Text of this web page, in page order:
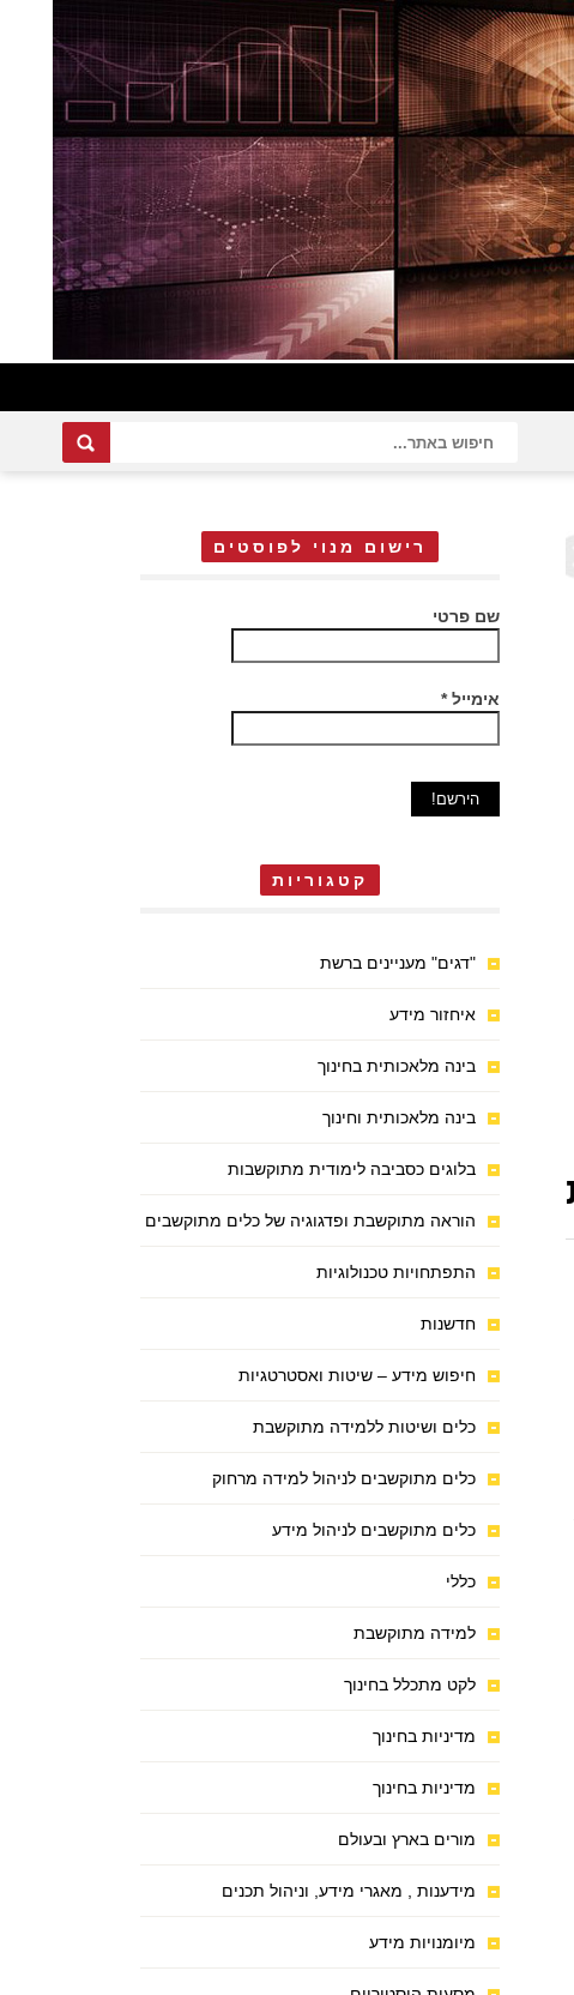
רישום מנוי לפוסטים
שם פרטי
אימייל*
קטגוריות
"דגים" מעניינים ברשת
איחזור מידע
בינה מלאכותית בחינוך
בינה מלאכותית וחינוך
בלוגים כסביבה לימודית מתוקשבות
הוראה מתוקשבת ופדגוגיה של כלים מתוקשבים
התפתחויות טכנולוגיות
חדשנות
חיפוש מידע – שיטות ואסטרטגיות
כלים ושיטות ללמידה מתוקשבת
כלים מתוקשבים לניהול למידה מרחוק
כלים מתוקשבים לניהול מידע
כללי
למידה מתוקשבת
לקט מתכלל בחינוך
מדיניות בחינוך
מדיניות בחינוך
מורים בארץ ובעולם
מידענות , מאגרי מידע, וניהול תכנים
מיומנויות מידע